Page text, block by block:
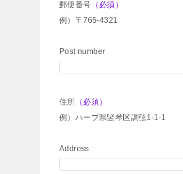
郵便番号 （必須）
例）〒765-4321
Post number
住所 （必須）
例）ハープ県竪琴区調弦1-1-1
Address